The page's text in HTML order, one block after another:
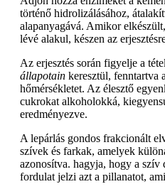
történő hidrolizálásához,
alapanyagává. Amikor
lévé alakul, készen az
Az erjesztés során figyelje a
állapotain keresztül, fenntartva
hőmérsékletet. Az élesztő
cukrokat alkoholokká,
eredményezve.
A lepárlás gondos frakcionált
szívek és farkak, amelyek
azonosítva. hagyja, hogy a szív
fordulat jelzi azt a pillanatot,